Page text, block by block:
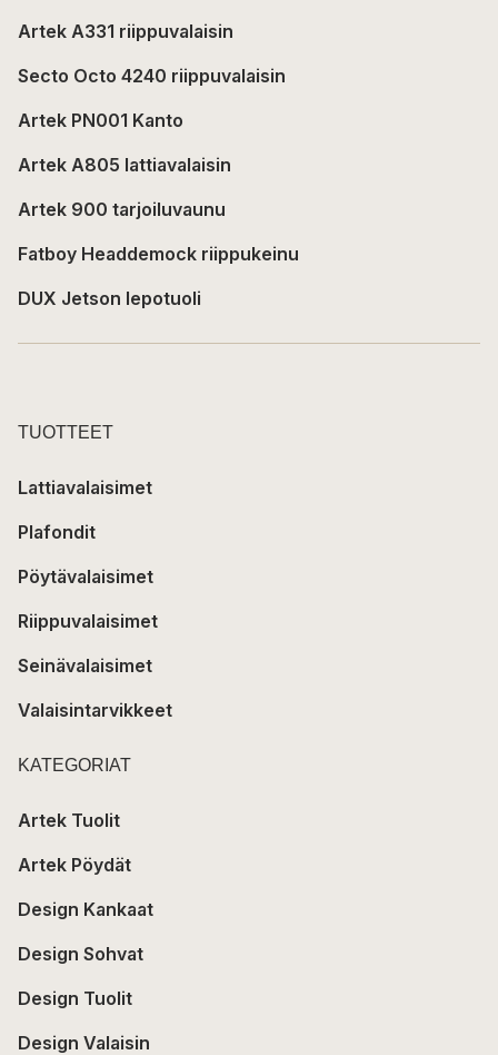
Artek A331 riippuvalaisin
Secto Octo 4240 riippuvalaisin
Artek PN001 Kanto
Artek A805 lattiavalaisin
Artek 900 tarjoiluvaunu
Fatboy Headdemock riippukeinu
DUX Jetson lepotuoli
TUOTTEET
Lattiavalaisimet
Plafondit
Pöytävalaisimet
Riippuvalaisimet
Seinävalaisimet
Valaisintarvikkeet
KATEGORIAT
Artek Tuolit
Artek Pöydät
Design Kankaat
Design Sohvat
Design Tuolit
Design Valaisin